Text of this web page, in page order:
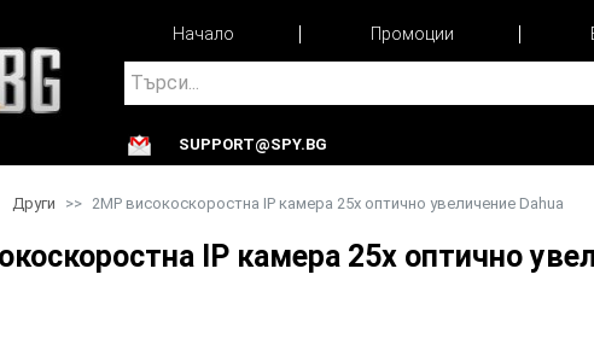
Начало Промоции
Search
SUPPORT@SPY.BG
Други 2MP високоскоростна IP камера 25х оптично увеличение Dahua
IP камера 25х оптично